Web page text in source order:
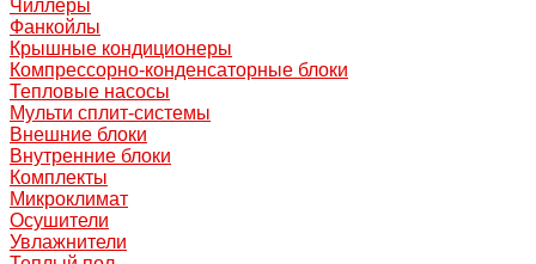
Чиллеры
Фанкойлы
Крышные кондиционеры
Компрессорно-конденсаторные блоки
Тепловые насосы
Мульти сплит-системы
Внешние блоки
Внутренние блоки
Комплекты
Микроклимат
Осушители
Увлажнители